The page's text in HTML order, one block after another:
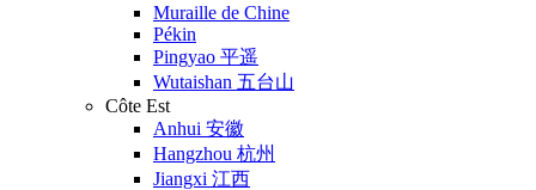
Muraille de Chine
Pékin
Pingyao 平遥
Wutaishan 五台山
Côte Est
Anhui 安徽
Hangzhou 杭州
Jiangxi 江西